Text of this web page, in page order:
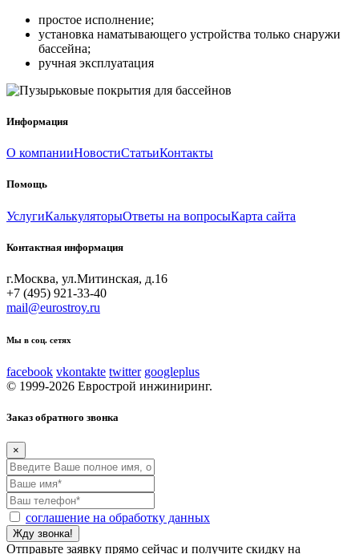
простое исполнение;
установка наматывающего устройства только снаружи
бассейна;
ручная эксплуатация
Информация
О компанииНовостиСтатьиКонтакты
Помощь
УслугиКалькуляторыОтветы на вопросыКарта сайта
Контактная информация
г.Москва, ул.Митинская, д.16
+7 (495) 921-33-40
mail@eurostroy.ru
Мы в соц. сетях
facebook vkontakte twitter googleplus
© 1999-2026 Еврострой инжиниринг.
Заказ обратного звонка
×
соглашение на обработку данных
Отправьте заявку прямо сейчас и получите скидку на